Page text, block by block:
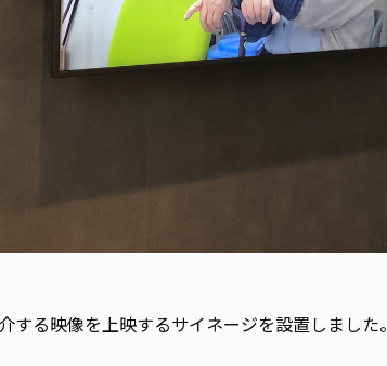
る映像を上映するサイネージを設置しました。